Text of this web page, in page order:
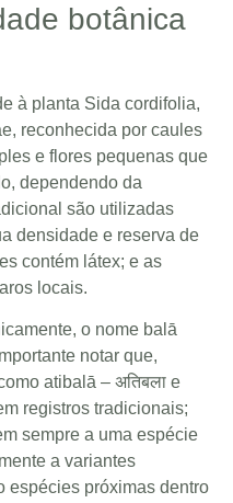
botânica
à planta Sida cordifolia,
reconhecida por caules
e flores pequenas que
dependendo da
são utilizadas
densidade e reserva de
contém látex; e as
locais.
o nome balā
notar que,
atibalā – अतिबला e
registros tradicionais;
sempre a uma espécie
a variantes
espécies próximas dentro